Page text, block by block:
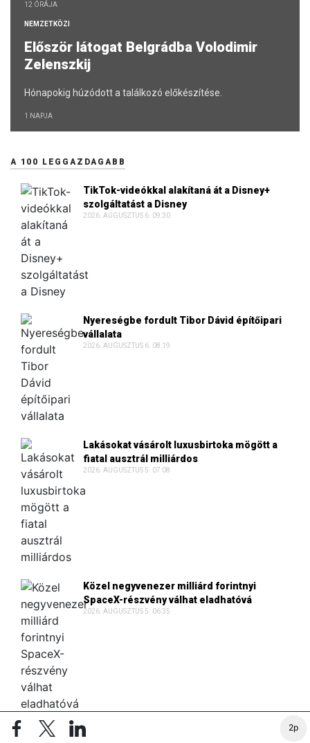
2p
12 ÓRÁJA
NEMZETKÖZI
Először látogat Belgrádba Volodimir
Zelenszkij
Hónapokig húzódott a találkozó előkészítése.
1 NAPJA
A 100 LEGGAZDAGABB
TikTok-videókkal alakítaná át a Disney+
szolgáltatást a Disney
2026. AUGUSZTUS 6. 09:30
Nyereségbe fordult Tibor Dávid építőipari
vállalata
2026. AUGUSZTUS 6. 08:19
Lakásokat vásárolt luxusbirtoka mögött a
fiatal ausztrál milliárdos
2026. AUGUSZTUS 5. 07:08
Közel negyvenezer milliárd forintnyi
SpaceX-részvény válhat eladhatóvá
2026. AUGUSZTUS 5. 06:35
Tizenhét és fél millió eurós jutalék miatt